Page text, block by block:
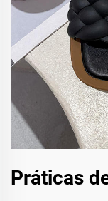
Práticas